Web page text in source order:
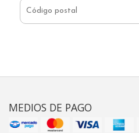
MEDIOS DE PAGO